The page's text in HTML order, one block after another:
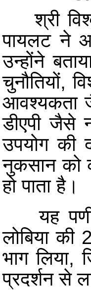
श्री
पायलट ने
उन्होंने
चुनौतियों,
आवश्यकता
डीएपी जैसे
उपयोग की
नुकसान को
हो पाता है।
यह
लोबिया
भाग लिया,
प्रदर्शन से